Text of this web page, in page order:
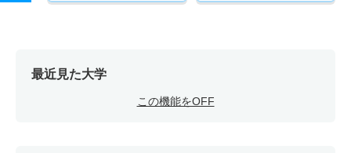
最近見た大学
この機能をOFF